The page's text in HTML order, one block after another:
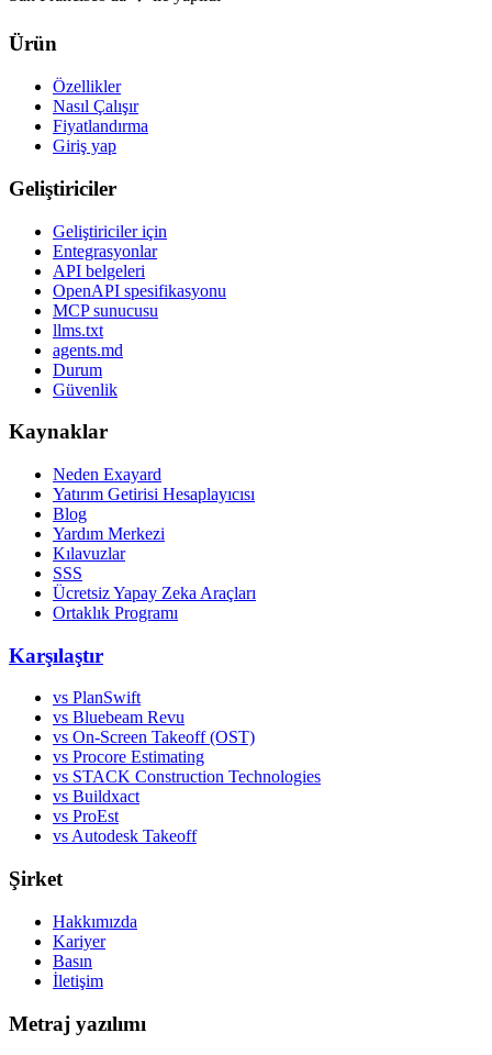
Ürün
Özellikler
Nasıl Çalışır
Fiyatlandırma
Giriş yap
Geliştiriciler
Geliştiriciler için
Entegrasyonlar
API belgeleri
OpenAPI spesifikasyonu
MCP sunucusu
llms.txt
agents.md
Durum
Güvenlik
Kaynaklar
Neden Exayard
Yatırım Getirisi Hesaplayıcısı
Blog
Yardım Merkezi
Kılavuzlar
SSS
Ücretsiz Yapay Zeka Araçları
Ortaklık Programı
Karşılaştır
vs PlanSwift
vs Bluebeam Revu
vs On-Screen Takeoff (OST)
vs Procore Estimating
vs STACK Construction Technologies
vs Buildxact
vs ProEst
vs Autodesk Takeoff
Şirket
Hakkımızda
Kariyer
Basın
İletişim
Metraj yazılımı